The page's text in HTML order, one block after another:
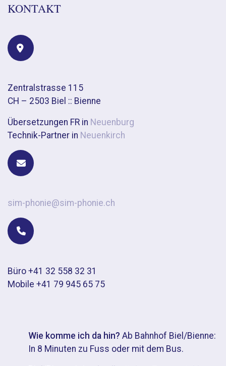
KONTAKT
Zentralstrasse 115
CH – 2503 Biel :: Bienne
Übersetzungen FR in Neuenburg
Technik-Partner in Neuenkirch
sim-phonie@sim-phonie.ch
Büro +41 32 558 32 31
Mobile +41 79 945 65 75
Wie komme ich da hin? Ab Bahnhof Biel/Bienne:
In 8 Minuten zu Fuss oder mit dem Bus.